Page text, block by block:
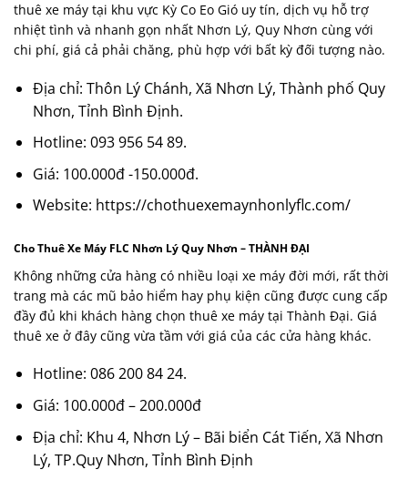
thuê xe máy tại khu vực Kỳ Co Eo Gió uy tín, dịch vụ hỗ trợ
nhiệt tình và nhanh gọn nhất Nhơn Lý, Quy Nhơn cùng với
chi phí, giá cả phải chăng, phù hợp với bất kỳ đối tượng nào.
Địa chỉ: Thôn Lý Chánh, Xã Nhơn Lý, Thành phố Quy
Nhơn, Tỉnh Bình Định.
Hotline: 093 956 54 89.
Giá: 100.000đ -150.000đ.
Website: https://chothuexemaynhonlyflc.com/
Cho Thuê Xe Máy FLC Nhơn Lý Quy Nhơn – THÀNH ĐẠI
Không những cửa hàng có nhiều loại xe máy đời mới, rất thời
trang mà các mũ bảo hiểm hay phụ kiện cũng được cung cấp
đầy đủ khi khách hàng chọn thuê xe máy tại Thành Đại. Giá
thuê xe ở đây cũng vừa tầm với giá của các cửa hàng khác.
Hotline: 086 200 84 24.
Giá: 100.000đ – 200.000đ
Địa chỉ: Khu 4, Nhơn Lý – Bãi biển Cát Tiến, Xã Nhơn
Lý, TP.Quy Nhơn, Tỉnh Bình Định